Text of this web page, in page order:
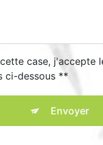
case, j'accepte
ci-dessous **
Envoyer